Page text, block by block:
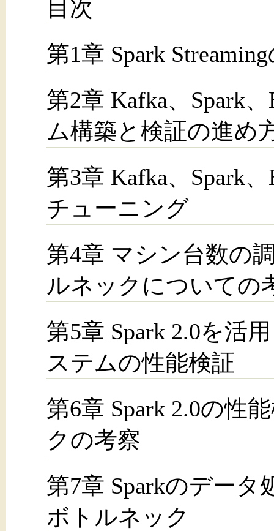
目次
第1章 Spark
第2章 Kafka、Spark
ム構築と検証の進め
第3章 Kafka、Spark
チューニング
第4章 マシン台数の
ルネックについての
第5章 Spark 2.0を活
ステムの性能検証
第6章 Spark 2.0の性
クの考察
第7章 Sparkのデー
ボトルネック